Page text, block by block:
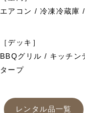
エアコン / 冷凍冷蔵庫
［デッキ］
BBQグリル / キッチン
タープ
レンタル品一覧